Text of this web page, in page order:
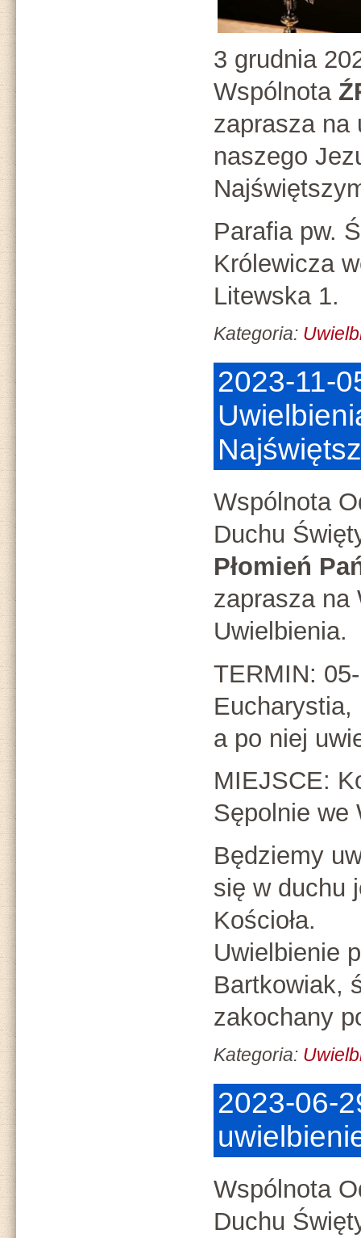
3 grudnia
Wspólnota
zaprasza na
naszego
Parafia pw.
Królewicza
Litewska 1.
Kategoria:
2023-11-
Wspólnota
Duchu
Płomień
zaprasza na
Uwielbienia.
TERMIN:
Eucharystia,
a po niej
MIEJSCE:
Sępolnie we
Będziemy
się w duchu
Kościoła.
Uwielbienie
Bartkowiak,
zakochany
Kategoria:
2023-06-
Wspólnota
Duchu